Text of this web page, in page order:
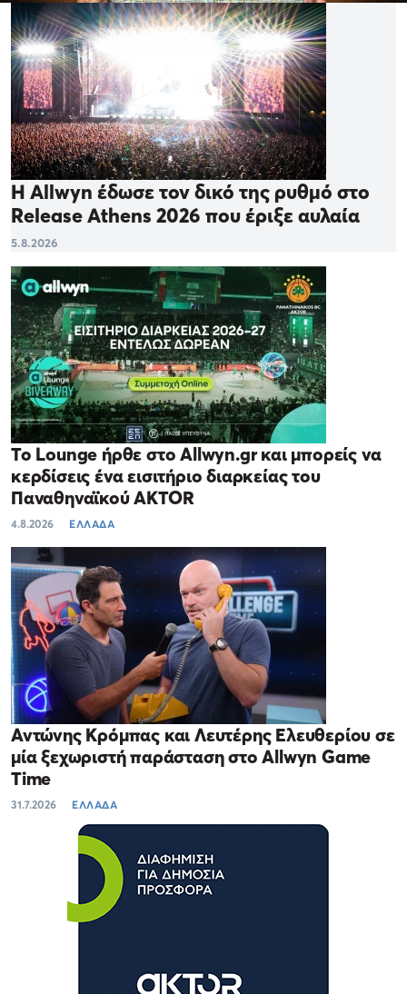
Η Allwyn έδωσε τον δικό της ρυθμό στο
Release Athens 2026 που έριξε αυλαία
5.8.2026
Το Lounge ήρθε στο Allwyn.gr και μπορείς να
κερδίσεις ένα εισιτήριο διαρκείας του
Παναθηναϊκού AKTOR
4.8.2026 ΕΛΛΑΔΑ
Αντώνης Κρόμπας και Λευτέρης Ελευθερίου σε
μία ξεχωριστή παράσταση στο Allwyn Game
Time
31.7.2026 ΕΛΛΑΔΑ